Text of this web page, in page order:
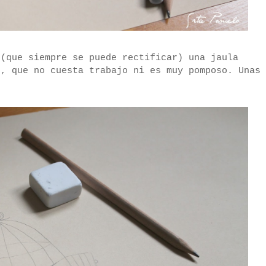
(que siempre se puede rectificar) una jaula
no cuesta trabajo ni es muy pomposo. Unas